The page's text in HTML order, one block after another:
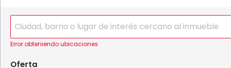
Error obteniendo ubicaciones
Oferta